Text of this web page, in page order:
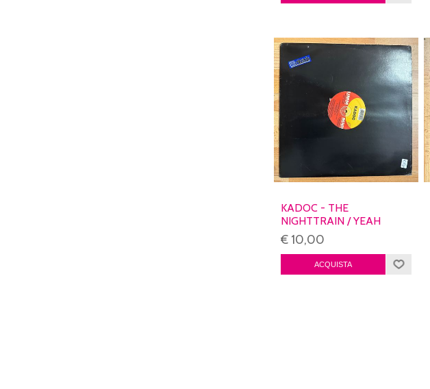
KADOC - THE
NIGHTTRAIN / YEAH
(USATO)
€ 10,00